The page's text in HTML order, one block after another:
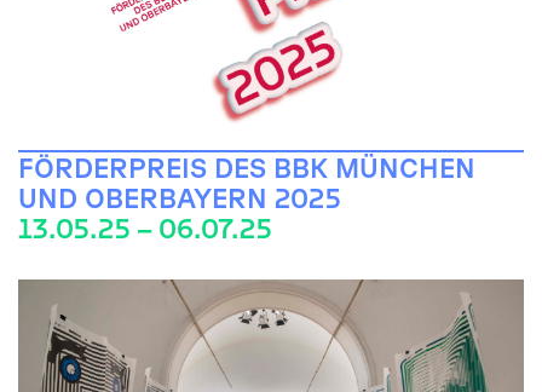
FÖRDERPREIS DES BBK MÜNCHEN
UND OBERBAYERN 2025
13.05.25 – 06.07.25